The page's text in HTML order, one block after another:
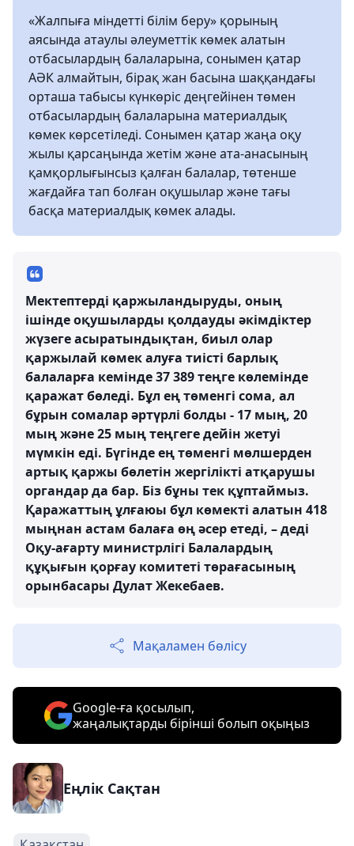
«Жалпыға міндетті білім беру» қорының
аясында атаулы әлеуметтік көмек алатын
отбасылардың балаларына, сонымен қатар
АӘК алмайтын, бірақ жан басына шаққандағы
орташа табысы күнкөріс деңгейінен төмен
отбасылардың балаларына материалдық
көмек көрсетіледі. Сонымен қатар жаңа оқу
жылы қарсаңында жетім және ата-анасының
қамқорлығынсыз қалған балалар, төтенше
жағдайға тап болған оқушылар және тағы
басқа материалдық көмек алады.
Мектептерді қаржыландыруды, оның
ішінде оқушыларды қолдауды әкімдіктер
жүзеге асыратындықтан, биыл олар
қаржылай көмек алуға тиісті барлық
балаларға кемінде 37 389 теңге көлемінде
қаражат бөледі. Бұл ең төменгі сома, ал
бұрын сомалар әртүрлі болды - 17 мың, 20
мың және 25 мың теңгеге дейін жетуі
мүмкін еді. Бүгінде ең төменгі мөлшерден
артық қаржы бөлетін жергілікті атқарушы
органдар да бар. Біз бұны тек құптаймыз.
Қаражаттың ұлғаюы бұл көмекті алатын 418
мыңнан астам балаға өң әсер етеді, – деді
Оқу-ағарту министрлігі Балалардың
құқығын қорғау комитеті төрағасының
орынбасары Дулат Жекебаев.
Мақаламен бөлісу
Google-ға қосылып,
жаңалықтарды бірінші болып оқыңыз
Еңлік Сақтан